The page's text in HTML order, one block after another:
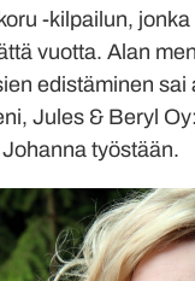
-kilpailun,
vuotta. Alan
edistäminen sai
Jules & Beryl
Johanna työstään.